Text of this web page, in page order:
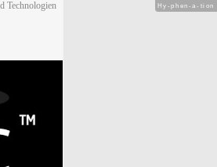
Technologien
Hy-phen-a-tion